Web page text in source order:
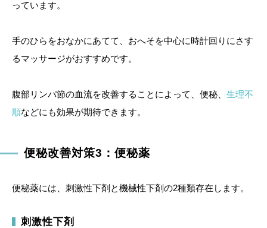
っています。
手のひらをおなかにあてて、おへそを中心に時計回りにさす
るマッサージがおすすめです。
腹部リンパ節の血流を改善することによって、便秘、 生理不
順などにも効果が期待できます。
便秘改善対策3：便秘薬
便秘薬には、刺激性下剤と機械性下剤の2種類存在します。
刺激性下剤